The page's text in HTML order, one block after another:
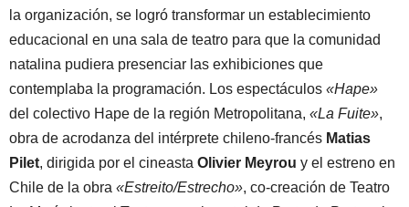
la organización, se logró transformar un establecimiento
educacional en una sala de teatro para que la comunidad
natalina pudiera presenciar las exhibiciones que
contemplaba la programación. Los espectáculos «Hape»
del colectivo Hape de la región Metropolitana, «La Fuite»,
obra de acrodanza del intérprete chileno-francés Matias
Pilet, dirigida por el cineasta Olivier Meyrou y el estreno en
Chile de la obra «Estreito/Estrecho», co-creación de Teatro